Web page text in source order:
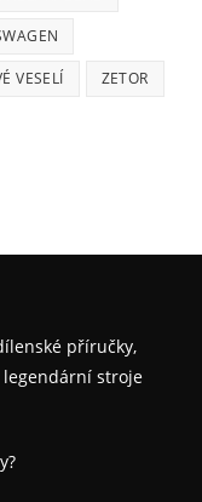
VESELÍ ZETOR
příručky,
legendární stroje